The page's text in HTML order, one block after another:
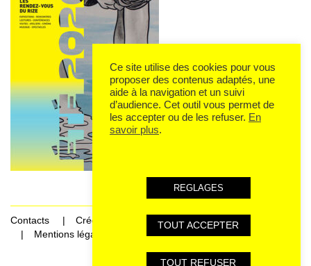
Contacts
Crédits
Mentions légales et données personnelles
Ce site utilise des cookies pour vous
proposer des contenus adaptés, une
aide à la navigation et un suivi
d’audience. Cet outil vous permet de
les accepter ou de les refuser. En
savoir plus.
REGLAGES
TOUT ACCEPTER
TOUT REFUSER